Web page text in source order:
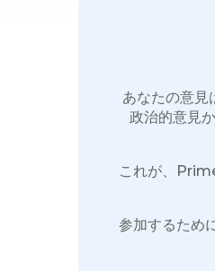
あなたの意見
政治的意見
これが、
参加するため